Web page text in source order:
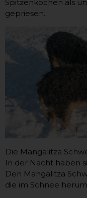
Spitzenköchen als
gepriesen.
Die Mangalitza
In der Nacht haben
Den Mangalitza
die im Schnee